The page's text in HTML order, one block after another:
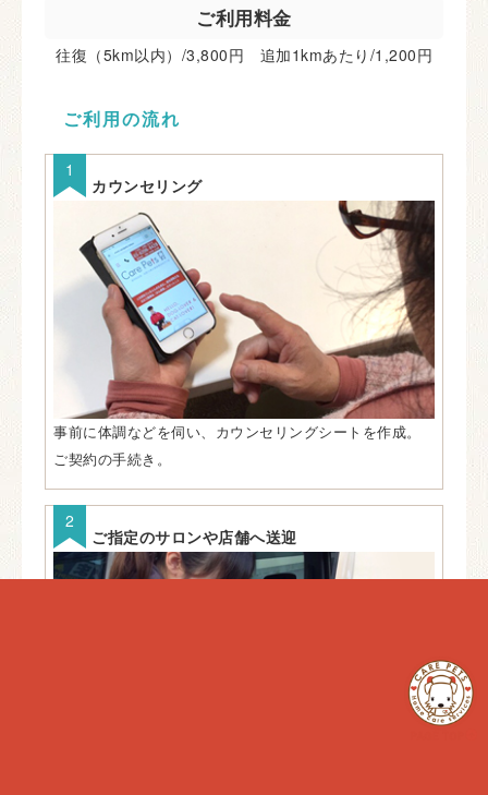
ご利用料金
往復（5km以内）/3,800円 追加1kmあたり/1,200円
ご利用の流れ
カウンセリング
事前に体調などを伺い、カウンセリングシートを作成。
ご契約の手続き。
ご指定のサロンや店舗へ送迎